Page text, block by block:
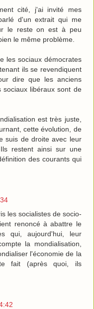
cité, j'ai invité mes
d'un extrait qui me
le reste on est à peu
le même problème.
les sociaux démocrates
ils se revendiquent
dire que les anciens
sociaux libéraux sont de
est très juste,
cette évolution, de
suis de droite avec leur
restent ainsi sur une
des courants qui
les socialistes de socio-
renoncé à abattre le
qui, aujourd'hui, leur
la mondialisation,
l'économie de la
fait (après quoi, ils